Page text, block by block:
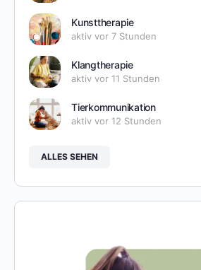
Kunsttherapie
aktiv vor 7 Stunden
Klangtherapie
aktiv vor 11 Stunden
Tierkommunikation
aktiv vor 12 Stunden
ALLES SEHEN